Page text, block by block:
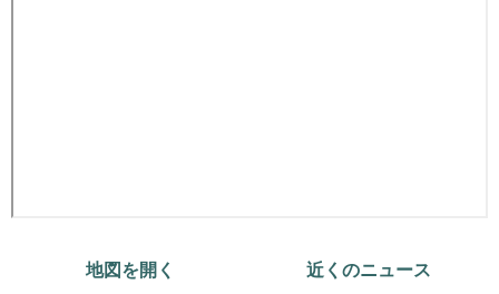
地図を開く 近くのニュース